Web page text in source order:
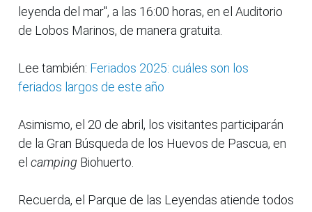
leyenda del mar", a las 16:00 horas, en el Auditorio
de Lobos Marinos, de manera gratuita.
Lee también: Feriados 2025: cuáles son los
feriados largos de este año
Asimismo, el 20 de abril, los visitantes participarán
de la Gran Búsqueda de los Huevos de Pascua, en
el camping Biohuerto.
Recuerda, el Parque de las Leyendas atiende todos